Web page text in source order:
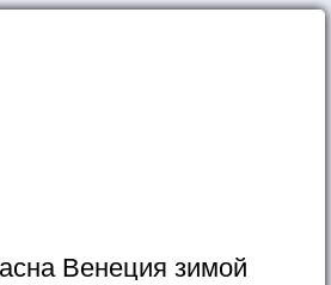
Венеция зимой